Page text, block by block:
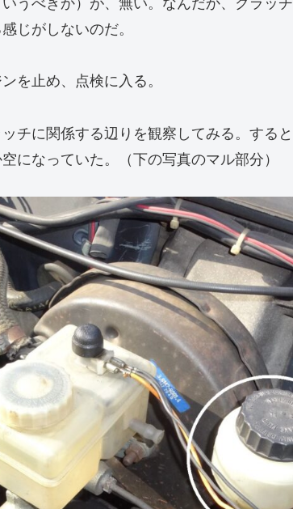
じがしないのだ。
を止め、点検に入る。
チに関係する辺りを観察してみる。する
になっていた。（下の写真のマル部分）